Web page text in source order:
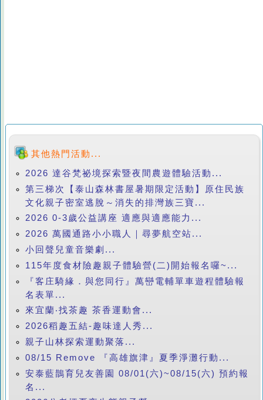
其他熱門活動...
2026 達谷梵祕境探索暨夜間農遊體驗活動...
第三梯次【泰山森林書屋暑期限定活動】原住民族
文化親子密室逃脫～消失的排灣族三寶...
2026 0-3歲公益講座 適應與適應能力...
2026 萬國通路小小職人｜尋夢航空站...
小回聲兒童音樂劇...
115年度食材險趣親子體驗營(二)開始報名囉~...
『客庄騎緣．與您同行』萬巒電輔單車遊程體驗報
名表單...
來宜蘭‧找茶趣 茶香運動會...
2026稻趣五結-趣味達人秀...
親子山林探索運動聚落...
08/15 Remove 『高雄旗津』夏季淨灘行動...
安泰藍鵲育兒友善園 08/01(六)~08/15(六) 預約報
名...